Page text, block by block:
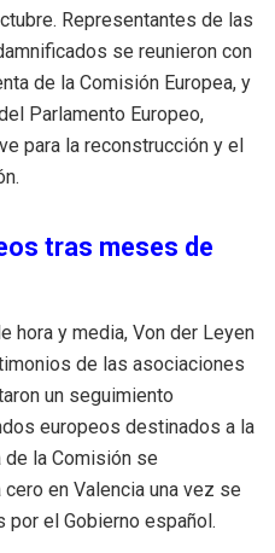
Representantes de las
se reunieron con
de la Comisión Europea, y
Parlamento Europeo,
para la reconstrucción y el
tras meses de
hora y media, Von der Leyen
de las asociaciones
un seguimiento
europeos destinados a la
la Comisión se
en Valencia una vez se
el Gobierno español.